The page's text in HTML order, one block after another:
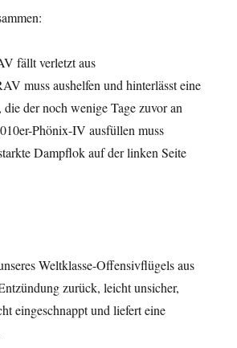
fällt verletzt aus
muss aushelfen und hinterlässt eine
der noch wenige Tage zuvor an
Phönix-IV ausfüllen muss
Dampflok auf der linken Seite
Weltklasse-Offensivflügels aus
zurück, leicht unsicher,
eingeschnappt und liefert eine